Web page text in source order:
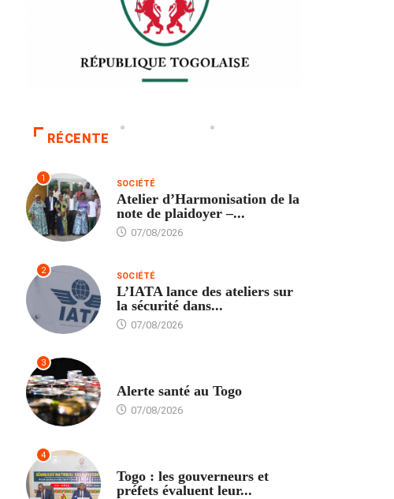
RÉCENTE
1 SOCIÉTÉ
Atelier d’Harmonisation de la
note de plaidoyer –...
07/08/2026
2 SOCIÉTÉ
L’IATA lance des ateliers sur
la sécurité dans...
07/08/2026
3
Alerte santé au Togo
07/08/2026
4
Togo : les gouverneurs et
préfets évaluent leur...